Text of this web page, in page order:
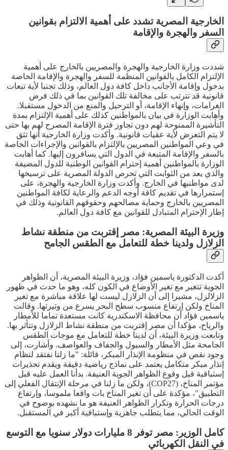
الخارجية المصرية تشدد على أهمية الالتزام بقوانين
السفر والهجرة والإقامة
شددت وزارة الخارجية والهجرة والمصريين بالخارج على أهمية
الإلتزام الكامل بالقوانين المنظمة للسفر والهجرة والإقامة الخاصة
بدخول وإقامة الأجانب داخل كافة دول العالم، وذلك تجنبا لأية تبعات
قانونية قد تترتب على مخالفة تلك القوانين بما في ذلك فرض
الغرامات، وإنهاء الإقامة، أو الترحيل والمنع من الدخول مستقبلا.
وأهابت الوزارة في بيان بالمواطنين كذلك على أهمية الإلتزام بمدة
التأشيرة الممنوحة لهم دون تجاوز فترة الإقامة المصرح لهم بها حتى
لا يتم التعرض لأية عقبات قانونية. وأكدت وزارة الخارجية أنها تثق
في وعي المواطنين المصريين بالإلتزام بالقوانين والإجراءات الخاصة
بالسفر والإقامة المتبعة في الدول التي يسافرون إليها. كما أهابت
الوزارة بالمواطنين أهمية إحترام القوانين الوطنية للدول المضيفة
والذي يعد من الثوابت التي تحرص الدولة المصرية على ترسيخها
لدى مواطنيها في الخارج. وأكدت وزارة الخارجية والهجرة، على
إستمرارها في تقديم كافة أوجه الدعم والرعاية لكافة المواطنين
المصريين بالخارج وحماية مصالحهم وحقوقهم القانونية وذلك في
إطار الإحترام المتبادل للقوانين مع كافة دول العالم.
وزيرة البيئة المصرية: مصر إقتربت من منطقة نشاط
الزلازل ولدينا خطة للتعامل مع الطقس الجامح
أكدت الدكتورة ياسمين فؤاد، وزيرة البيئة المصرية، أن الظواهر
الجوية تتغير مع تغير الأوضاع في الكون كله، وهو ما حدث في ظهور
الزلالزل، مشيرا إلى أن الزلازل ليست لها علاقة مباشرة مع تغير
المناخ ولكن إرتفاع منسوب سطح البحر يسرع من وتيرتها. وقالت
ياسمين فؤاد أن محافظة الاسكندرية كانت مستعدة تماما للأمطار
والرياح، مؤكدا أن مصر إقتربت من منطقة نشاط الزلازل وتتأثر بها.
وتابعت وزيرة البيئة، أن لدينا خطة للتعامل مع موجات الطقس
الجامحة مثل الأمطار والسيول والجفاف والعواصف. وأشارت، إلى
وجود نقص في منظومة الإنذار المبكر، قائلة: "ما زلنا نفتقد لنظام
إنذار مبكر متكامل يعتمد على نماذج رياضية دقيقة ويقدم تحذيرات
إستباقية قبل وقوع الظواهر الجوية العنيفة. بدأنا العمل عليه قبل
مؤتمر المناخ، (COP27)، ولكن ما زلنا في مرحلة الإنتقال الفعلي إلى
التطبيق"، مؤكدة على أن تغير المناخ بات واقعا ملموسا، وإرتفاع
درجات الحرارة وتكرار الظواهر العنيفة هو ما نشهده بوضوح في
الوقت الحالي، مما يتطلب جاهزية وإستباقية أكبر في المستقبل.
كامل الوزير: مصر توفر 8 مليارات دولار سنويا مع التوسع
في النقل الكهربائي